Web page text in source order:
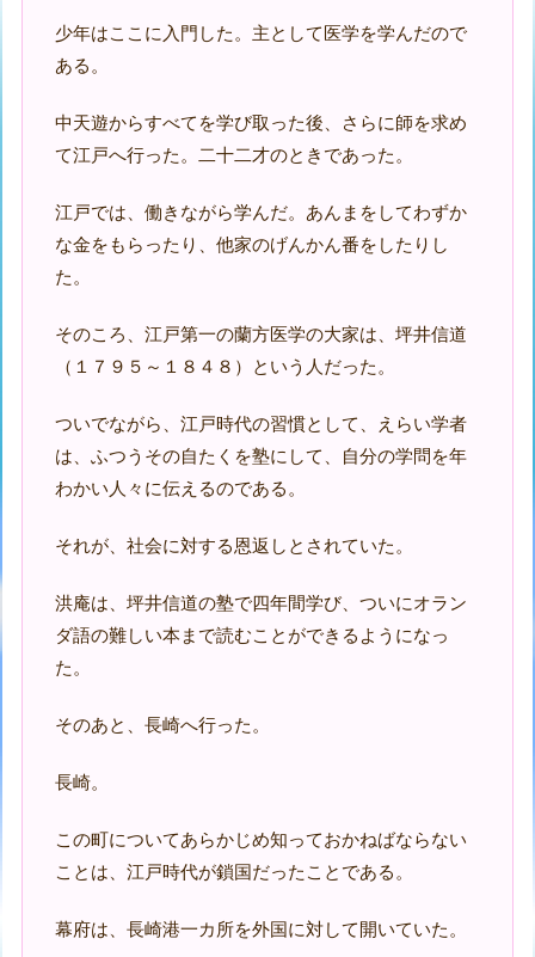
少年はここに入門した。主として医学を学んだので
ある。
中天遊からすべてを学び取った後、さらに師を求め
て江戸へ行った。二十二才のときであった。
江戸では、働きながら学んだ。あんまをしてわずか
な金をもらったり、他家のげんかん番をしたりし
た。
そのころ、江戸第一の蘭方医学の大家は、坪井信道
（１７９５～１８４８）という人だった。
ついでながら、江戸時代の習慣として、えらい学者
は、ふつうその自たくを塾にして、自分の学問を年
わかい人々に伝えるのである。
それが、社会に対する恩返しとされていた。
洪庵は、坪井信道の塾で四年間学び、ついにオラン
ダ語の難しい本まで読むことができるようになっ
た。
そのあと、長崎へ行った。
長崎。
この町についてあらかじめ知っておかねばならない
ことは、江戸時代が鎖国だったことである。
幕府は、長崎港一カ所を外国に対して開いていた。